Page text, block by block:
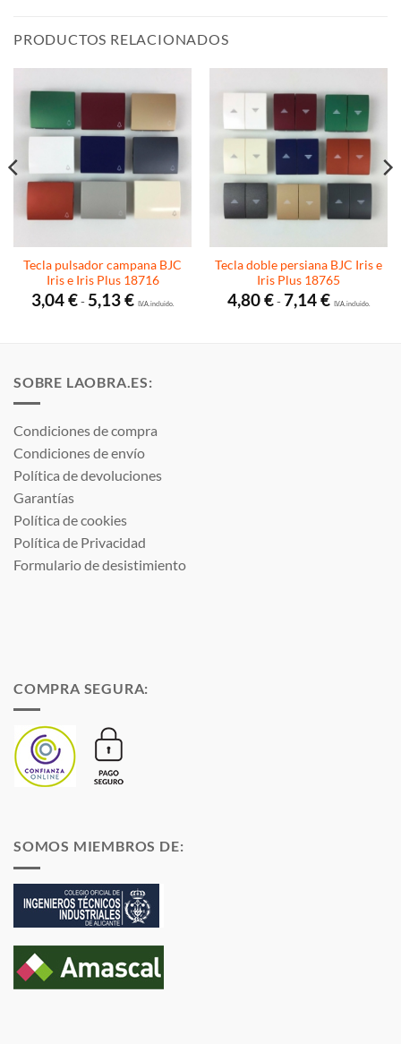
PRODUCTOS RELACIONADOS
Tecla pulsador campana BJC
Iris e Iris Plus 18716
3,04€- 5,13€Rango
de
I.V.A. incluido.
Tecla doble persiana BJC Iris e
Iris Plus 18765
4,80€- 7,14€Rango
de
I.V.A. incluido.
SOBRE LAOBRA.ES:
Condiciones de compra
Condiciones de envío
Política de devoluciones
Garantías
Política de cookies
Política de Privacidad
Formulario de desistimiento
COMPRA SEGURA:
SOMOS MIEMBROS DE: